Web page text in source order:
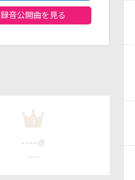
録音公開曲を見る
3
---- 点
----